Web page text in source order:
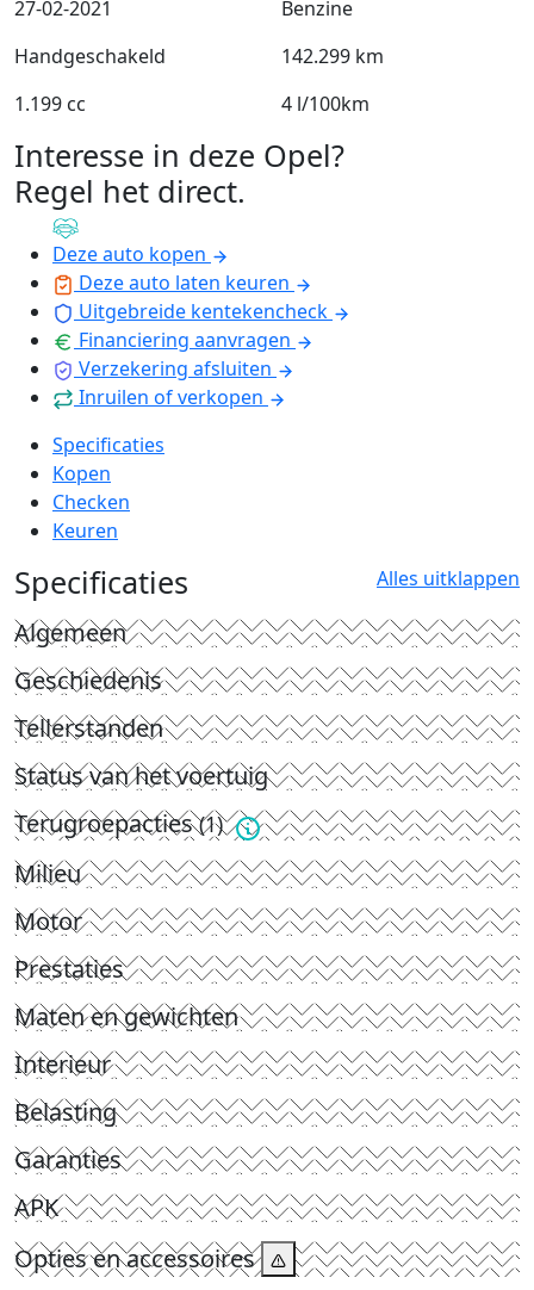
27-02-2021
Benzine
Handgeschakeld
142.299 km
1.199 cc
4 l/100km
Interesse in deze Opel?
Regel het direct.
Deze auto kopen
Deze auto laten keuren
Uitgebreide kentekencheck
Financiering aanvragen
Verzekering afsluiten
Inruilen of verkopen
Specificaties
Kopen
Checken
Keuren
Specificaties Alles uitklappen
Algemeen
Geschiedenis
Tellerstanden
Status van het voertuig
Terugroepacties(1)
Milieu
Motor
Prestaties
Maten en gewichten
Interieur
Belasting
Garanties
APK
Opties en accessoires